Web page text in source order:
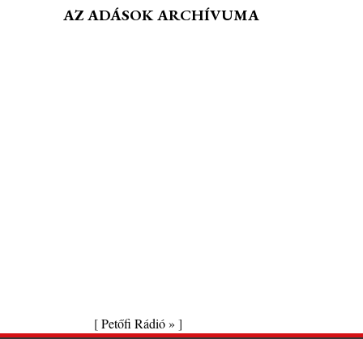
AZ ADÁSOK ARCHÍVUMA
[Petőfi Rádió » ]